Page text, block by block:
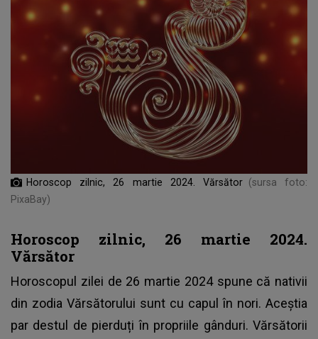
Horoscop zilnic, 26 martie 2024. Vărsător (sursa foto:
PixaBay)
Horoscop zilnic, 26 martie 2024.
Vărsător
Horoscopul zilei de 26 martie 2024 spune că nativii
din zodia Vărsătorului sunt cu capul în nori. Aceștia
par destul de pierduți în propriile gânduri. Vărsătorii